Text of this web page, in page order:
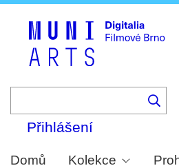
Přihlášení
Domů Kolekce